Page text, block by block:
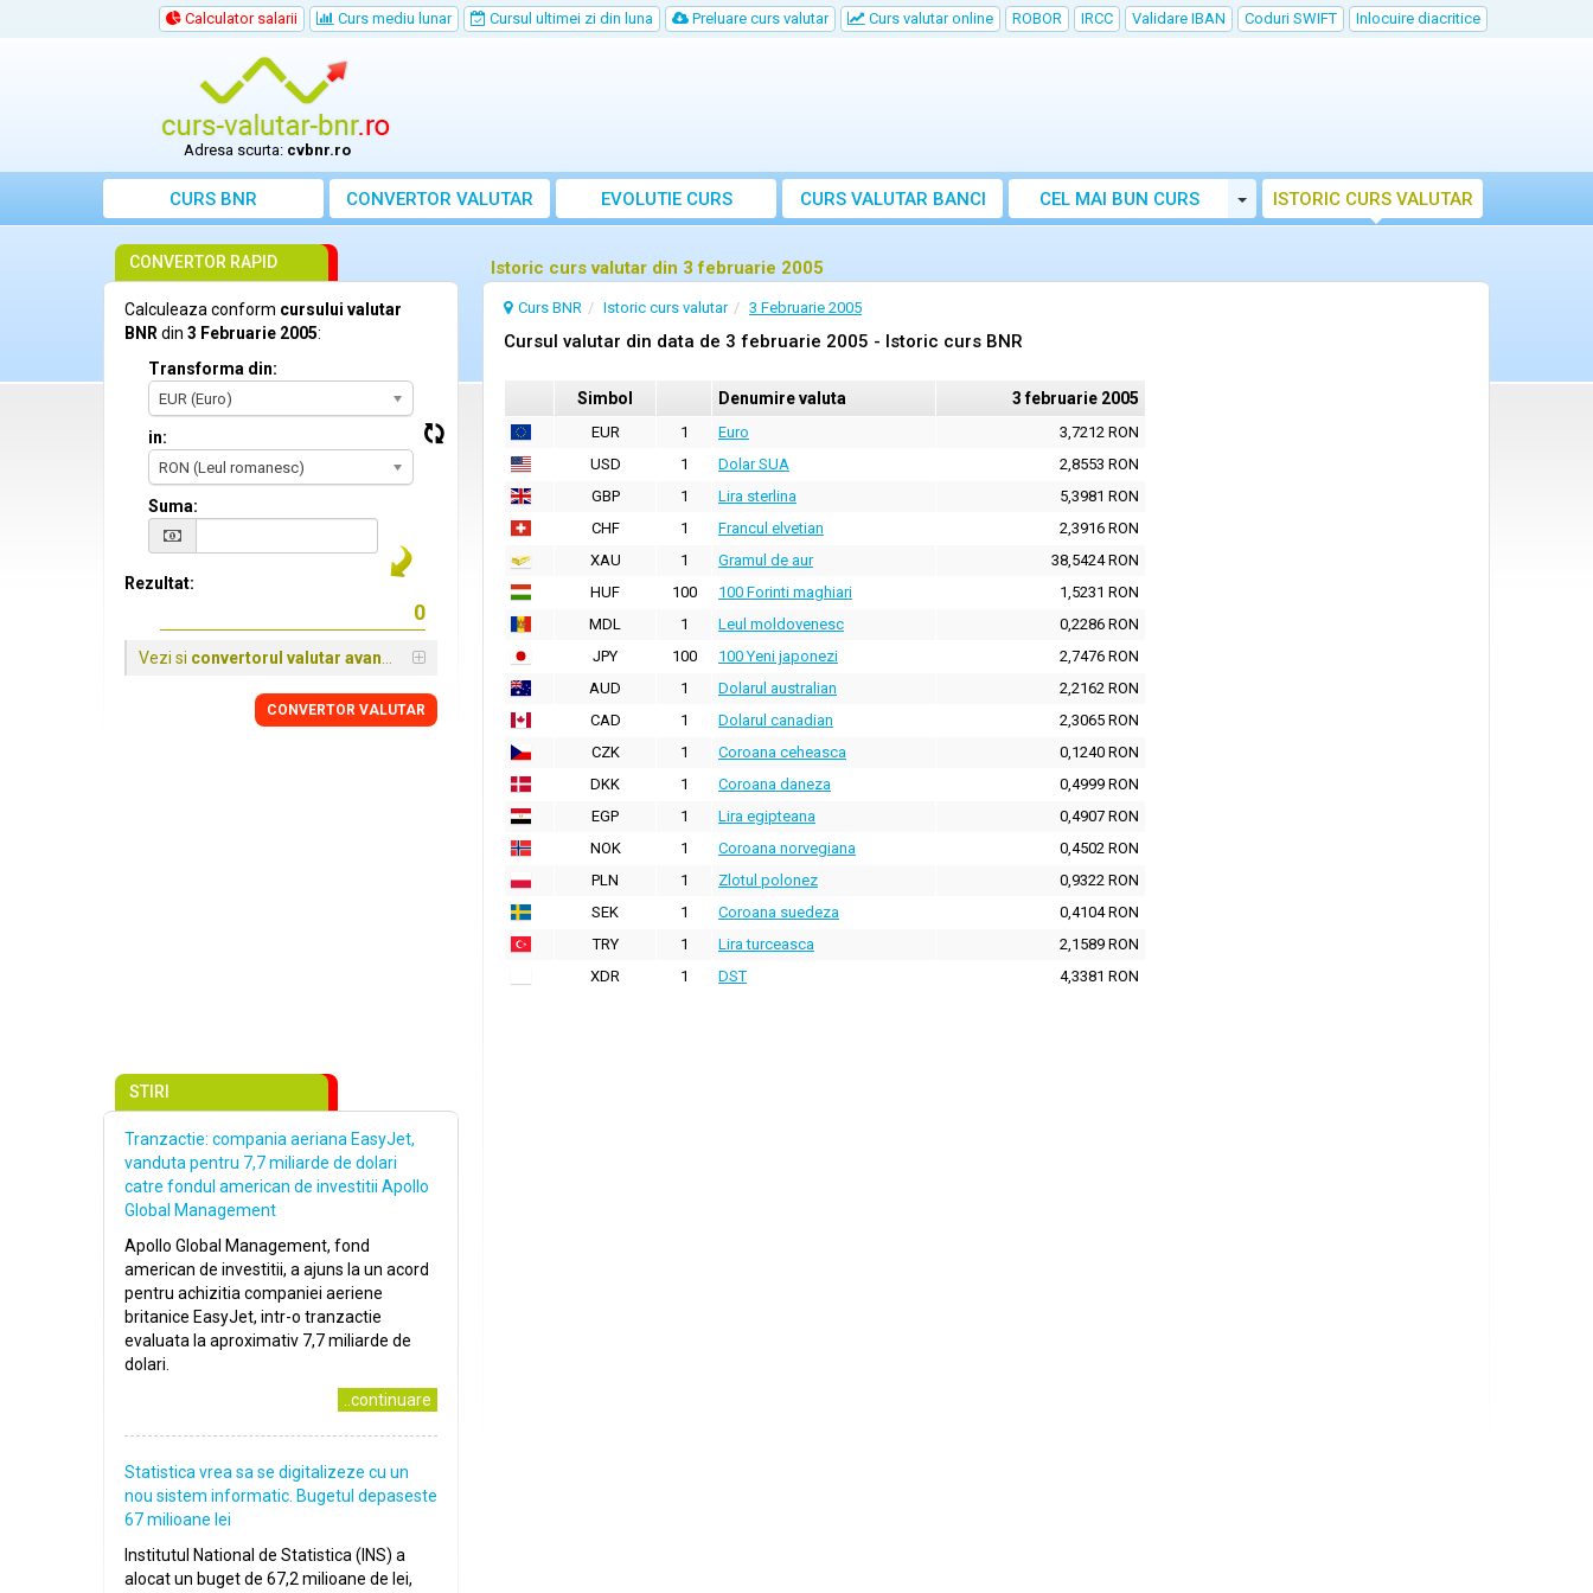
Calculator salarii Curs mediu lunar Cursul ultimei zi din luna Preluare curs valutar Curs valutar online ROBOR IRCC Validare IBAN Coduri SWIFT Inlocuire diacritice
Adresa scurta: cvbnr.ro
CURS BNR CONVERTOR VALUTAR EVOLUTIE CURS CURS VALUTAR BANCI CEL MAI BUN CURS Toggle Dropdown
ISTORIC CURS VALUTAR
Istoric curs valutar din 3 februarie 2005
Curs BNR Istoric curs valutar 3 Februarie 2005
Cursul valutar din data de 3 februarie 2005 - Istoric curs BNR
Simbol Denumire valuta 3 februarie 2005
EUR 1 Euro
3,7212 RON
USD
1 Dolar SUA
2,8553 RON
GBP
1 Lira sterlina
5,3981 RON
CHF
1 Francul elvetian
2,3916 RON
XAU
1 Gramul de aur
38,5424 RON
HUF
100 100 Forinti maghiari
1,5231 RON
MDL
1 Leul moldovenesc
0,2286 RON
JPY
100 100 Yeni japonezi
2,7476 RON
AUD
1 Dolarul australian
2,2162 RON
CAD
1 Dolarul canadian
2,3065 RON
CZK
1 Coroana ceheasca
0,1240 RON
DKK
1 Coroana daneza
0,4999 RON
EGP
1 Lira egipteana
0,4907 RON
NOK
1 Coroana norvegiana
0,4502 RON
PLN
1 Zlotul polonez
0,9322 RON
SEK
1 Coroana suedeza
0,4104 RON
TRY
1 Lira turceasca
2,1589 RON
XDR
1 DST 4,3381 RON
CONVERTOR RAPID
Calculeaza conform cursului valutar
BNR din 3 Februarie 2005:
Transforma din:
EUR (Euro)
in:
RON (Leul romanesc)
Suma:
Rezultat:
Vezi si convertorul valutar avansat
CONVERTOR VALUTAR
STIRI
Tranzactie: compania aeriana EasyJet,
vanduta pentru 7,7 miliarde de dolari
catre fondul american de investitii Apollo
Global Management
Apollo Global Management, fond
american de investitii, a ajuns la un acord
pentru achizitia companiei aeriene
britanice EasyJet, intr-o tranzactie
evaluata la aproximativ 7,7 miliarde de
dolari.
..continuare
Statistica vrea sa se digitalizeze cu un
nou sistem informatic. Bugetul depaseste
67 milioane lei
Institutul National de Statistica (INS) a
alocat un buget de 67,2 milioane de lei,